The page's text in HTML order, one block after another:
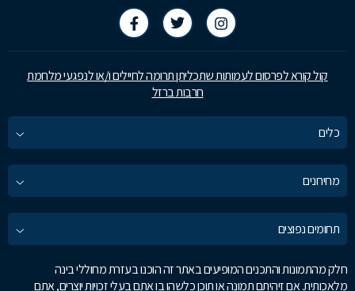
קול קורא לפרסום לעמותות שתכליתן תרומה לחיילים ו/או לנפגעי מלחמת
חרבות ברזל
כלים
מחירונים
תחומים נפוצים
חלק מהתמונות והתכנים המופיעים באתר זה הוכנו בעזרת מחוללי בינה
מלאכותית. אם זיהיתם תמונה או תוכן כלשהו בו אתם בעלי זכויות יוצרים, אתם